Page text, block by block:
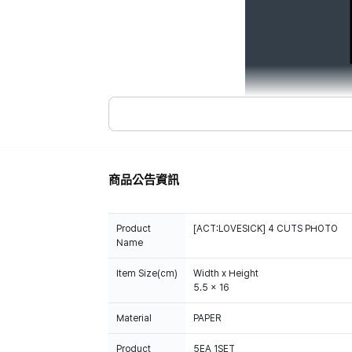
商品公告資訊
Product
Name
[ACT:LOVESICK] 4 CUTS PHOTO
Item Size(cm)
Width x Height
5.5 x 16
Material PAPER
Product 5EA 1SET